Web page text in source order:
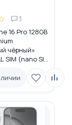
3
16 Pro 128GB
чёрный»
SIM (nano SIM